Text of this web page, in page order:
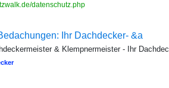
datenschutz.php
Ihr Dachdecker- &a
& Klempnermeister - Ihr